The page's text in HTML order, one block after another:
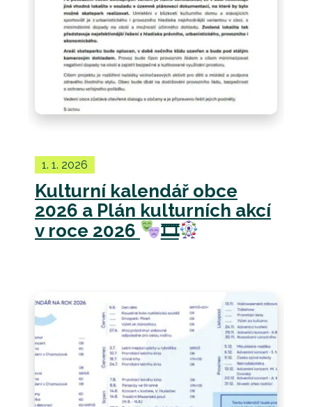
1. 1. 2026
Kulturní kalendář obce
2026 a Plán kulturních akcí
v roce 2026
🎞